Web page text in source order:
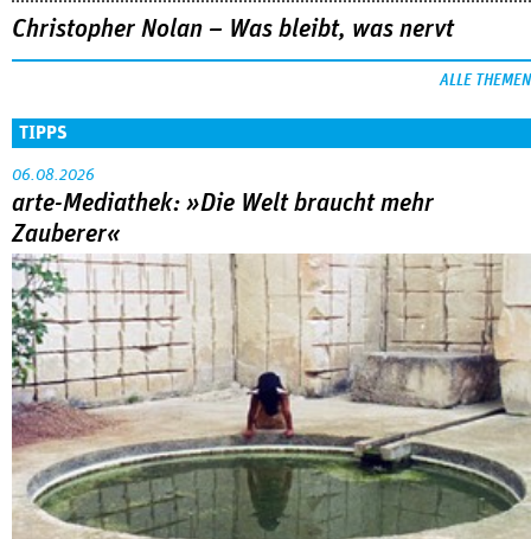
Christopher Nolan – Was bleibt, was nervt
ALLE THEMEN
TIPPS
06.08.2026
arte-Mediathek: »Die Welt braucht mehr
Zauberer«